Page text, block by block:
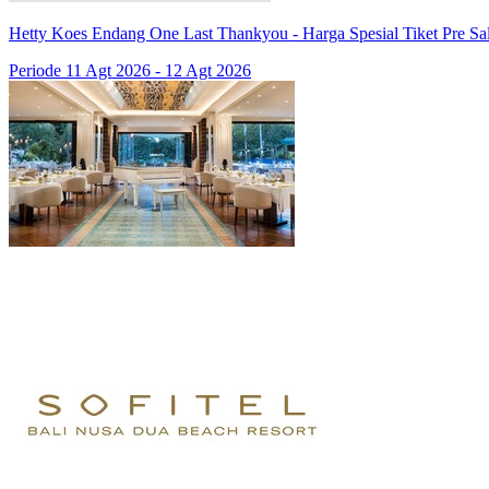
Hetty Koes Endang One Last Thankyou - Harga Spesial Tiket Pre
Periode 11 Agt 2026 - 12 Agt 2026